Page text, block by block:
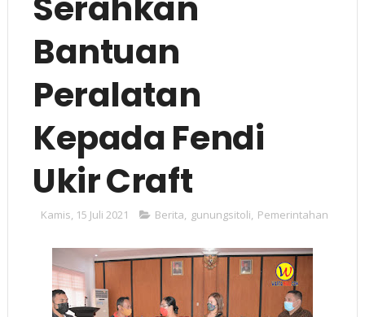
Bantuan
Peralatan
Kepada Fendi
Ukir Craft
Kamis, 15 Juli 2021 Berita, gunungsitoli, Pemerintahan